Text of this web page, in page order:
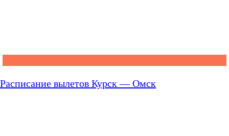
Расписание вылетов Курск — Омск